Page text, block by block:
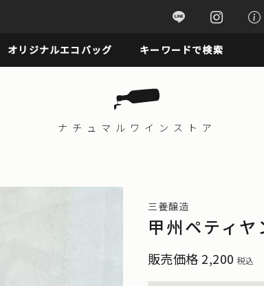
オリジナルエコバッグ キーワードで検索
ナチュマル ワインストア
三養醸造
甲州ペティ
販売価格 2,200 税込